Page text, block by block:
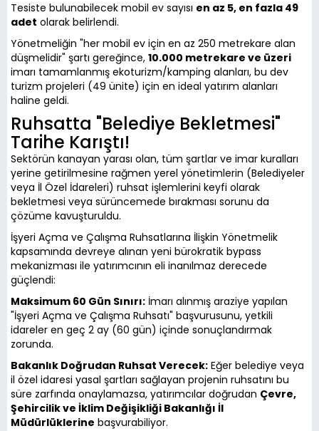
Tesiste bulunabilecek mobil ev sayısı en az 5, en fazla 49
adet olarak belirlendi.
Yönetmeliğin "her mobil ev için en az 250 metrekare alan
düşmelidir" şartı gereğince, 10.000 metrekare ve üzeri
imarı tamamlanmış ekoturizm/kamping alanları, bu dev
turizm projeleri (49 ünite) için en ideal yatırım alanları
haline geldi.
Ruhsatta "Belediye Bekletmesi"
Tarihe Karıştı!
Sektörün kanayan yarası olan, tüm şartlar ve imar kuralları
yerine getirilmesine rağmen yerel yönetimlerin (Belediyeler
veya İl Özel İdareleri) ruhsat işlemlerini keyfi olarak
bekletmesi veya sürüncemede bırakması sorunu da
çözüme kavuşturuldu.
İşyeri Açma ve Çalışma Ruhsatlarına İlişkin Yönetmelik
kapsamında devreye alınan yeni bürokratik bypass
mekanizması ile yatırımcının eli inanılmaz derecede
güçlendi:
Maksimum 60 Gün Sınırı: İmarı alınmış araziye yapılan
"İşyeri Açma ve Çalışma Ruhsatı" başvurusunu, yetkili
idareler en geç 2 ay (60 gün) içinde sonuçlandırmak
zorunda.
Bakanlık Doğrudan Ruhsat Verecek: Eğer belediye veya
il özel idaresi yasal şartları sağlayan projenin ruhsatını bu
süre zarfında onaylamazsa, yatırımcılar doğrudan Çevre,
Şehircilik ve İklim Değişikliği Bakanlığı İl
Müdürlüklerine başvurabiliyor.